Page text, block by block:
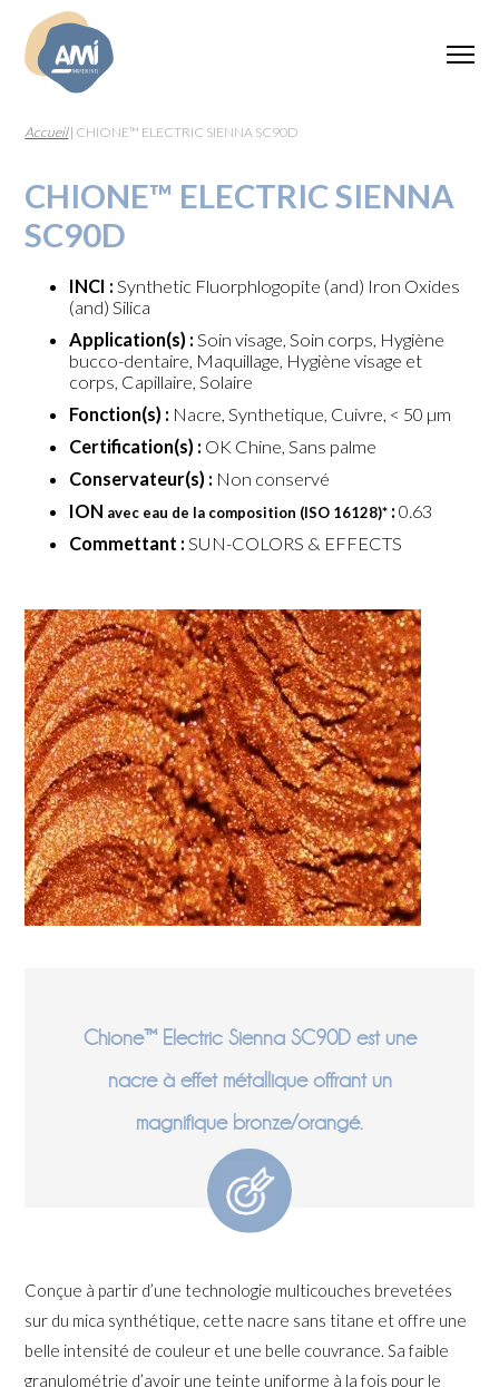
Accueil| CHIONE™ ELECTRIC SIENNA SC90D
CHIONE™ ELECTRIC SIENNA
SC90D
INCI : Synthetic Fluorphlogopite (and) Iron Oxides
(and) Silica
Application(s) : Soin visage, Soin corps, Hygiène
bucco-dentaire, Maquillage, Hygiène visage et
corps, Capillaire, Solaire
Fonction(s) : Nacre, Synthetique, Cuivre, < 50 µm
Certification(s) : OK Chine, Sans palme
Conservateur(s) : Non conservé
ION avec eau de la composition (ISO 16128)* : 0.63
Commettant : SUN-COLORS & EFFECTS
Chione™ Electric Sienna SC90D est une
nacre à effet métallique offrant un
magnifique bronze/orangé.
Conçue à partir d’une technologie multicouches brevetées
sur du mica synthétique, cette nacre sans titane et offre une
belle intensité de couleur et une belle couvrance. Sa faible
granulométrie d’avoir une teinte uniforme à la fois pour le